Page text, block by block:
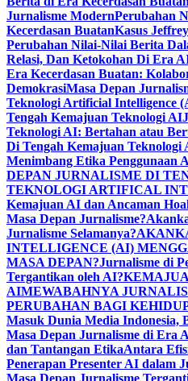
Jurnalisme ModernPerubahan
Kecerdasan BuatanKasus
Perubahan Nilai-Nilai Berita
Relasi, Dan Ketokohan Di Era
Era Kecerdasan Buatan:
DemokrasiMasa Depan
Teknologi Artificial Intelligence
Tengah Kemajuan Teknologi AI
Teknologi AI: Bertahan atau
Di Tengah Kemajuan Teknologi
Menimbang Etika Penggunaan
DEPAN JURNALISME DI
TEKNOLOGI ARTIFICAL
Kemajuan AI dan Ancaman
Masa Depan Jurnalisme?
Jurnalisme Selamanya?
INTELLIGENCE (AI)
MASA DEPAN?Jurnalisme di
Tergantikan oleh AI?
AIMEWABAHNYA
PERUBAHAN BAGI
Masuk Dunia Media Indonesia,
Masa Depan Jurnalisme di Era
dan Tantangan EtikaAntara
Penerapan Presenter AI dalam